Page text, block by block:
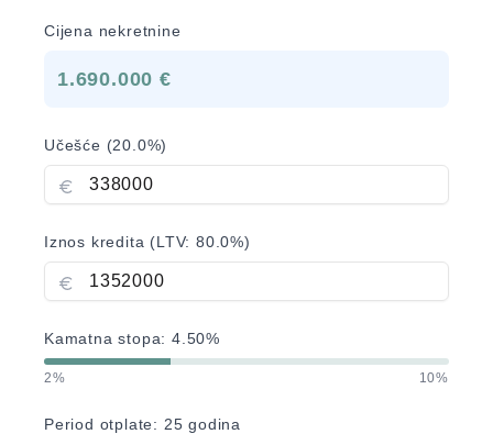
Cijena nekretnine
1.690.000 €
Učešće (20.0%)
Iznos kredita (LTV:80.0%)
Kamatna stopa:4.50%
2% 10%
Period otplate: 25 godina